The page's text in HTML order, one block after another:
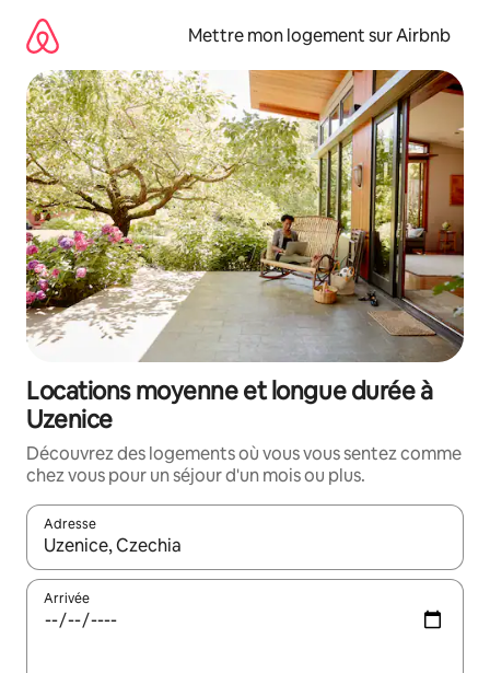
directement
contenu
Mettre mon logement sur Airbnb
Locations moyenne et longue durée à
Uzenice
Découvrez des logements où vous vous sentez comme
chez vous pour un séjour d'un mois ou plus.
Adresse
Lorsque les résultats s'affichent, utilisez les flèches vers le
Arrivée